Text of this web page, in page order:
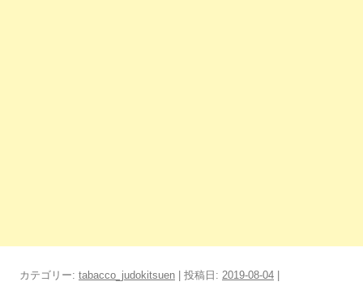
カテゴリー: tabacco_judokitsuen | 投稿日: 2019-08-04